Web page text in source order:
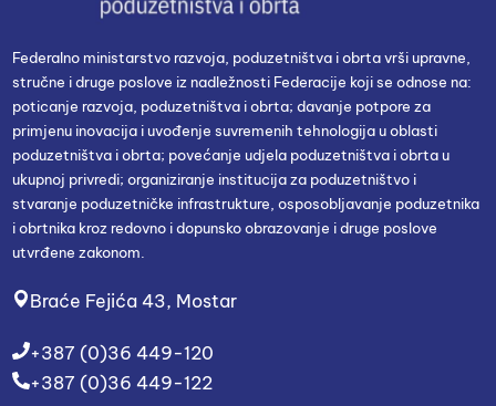
Federalno ministarstvo razvoja, poduzetništva i obrta vrši upravne,
stručne i druge poslove iz nadležnosti Federacije koji se odnose na:
poticanje razvoja, poduzetništva i obrta; davanje potpore za
primjenu inovacija i uvođenje suvremenih tehnologija u oblasti
poduzetništva i obrta; povećanje udjela poduzetništva i obrta u
ukupnoj privredi; organiziranje institucija za poduzetništvo i
stvaranje poduzetničke infrastrukture, osposobljavanje poduzetnika
i obrtnika kroz redovno i dopunsko obrazovanje i druge poslove
utvrđene zakonom.
Braće Fejića 43, Mostar
+387 (0)36 449-120
+387 (0)36 449-122